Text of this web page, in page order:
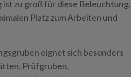
zu groß für diese Beleuchtung.
Platz zum Arbeiten und
eignet sich besonders
Prüfgruben,